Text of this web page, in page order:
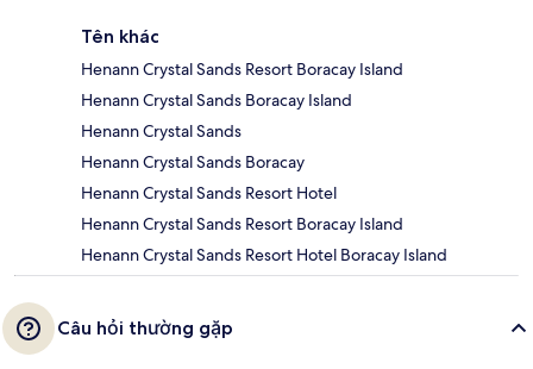
Tên khác
Henann Crystal Sands Resort Boracay Island
Henann Crystal Sands Boracay Island
Henann Crystal Sands
Henann Crystal Sands Boracay
Henann Crystal Sands Resort Hotel
Henann Crystal Sands Resort Boracay Island
Henann Crystal Sands Resort Hotel Boracay Island
Câu hỏi thường gặp